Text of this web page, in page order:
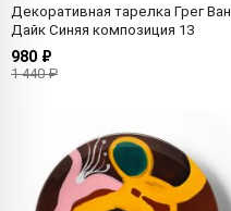
Декоративная тарелка Грег Ван
Дайк Синяя композиция 13
980 ₽
1 440 ₽